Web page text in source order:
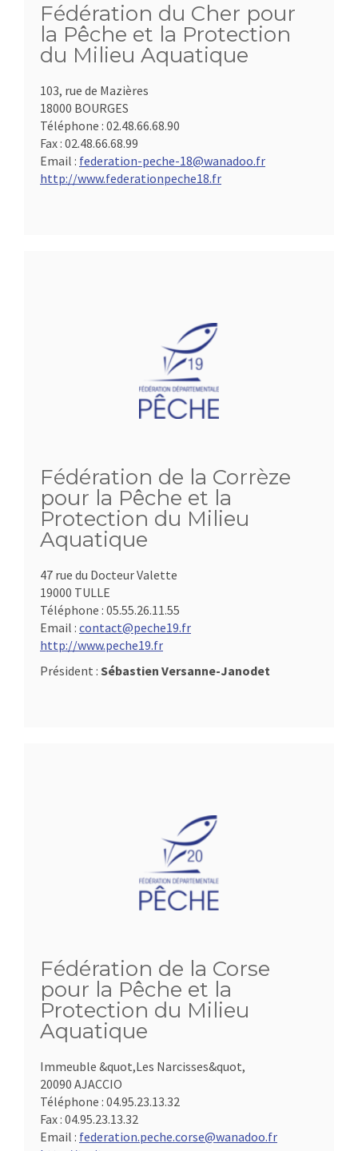
Fédération du Cher pour
la Pêche et la Protection
du Milieu Aquatique
103, rue de Mazières
18000 BOURGES
Téléphone : 02.48.66.68.90
Fax : 02.48.66.68.99
Email : federation-peche-18@wanadoo.fr
http://www.federationpeche18.fr
Fédération de la Corrèze
pour la Pêche et la
Protection du Milieu
Aquatique
47 rue du Docteur Valette
19000 TULLE
Téléphone : 05.55.26.11.55
Email : contact@peche19.fr
http://www.peche19.fr
Président : Sébastien Versanne-Janodet
Fédération de la Corse
pour la Pêche et la
Protection du Milieu
Aquatique
Immeuble &quot,Les Narcisses&quot,
20090 AJACCIO
Téléphone : 04.95.23.13.32
Fax : 04.95.23.13.32
Email : federation.peche.corse@wanadoo.fr